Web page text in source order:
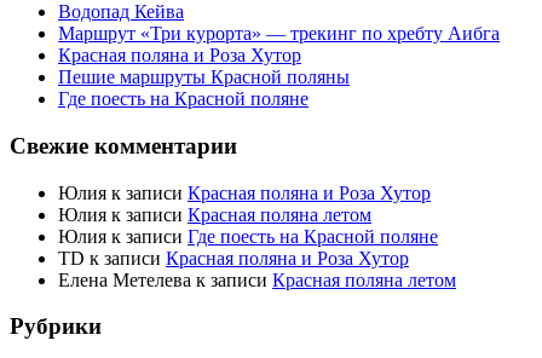
Водопад Кейва
Маршрут «Три курорта» — трекинг по хребту Аибга
Красная поляна и Роза Хутор
Пешие маршруты Красной поляны
Где поесть на Красной поляне
Свежие комментарии
Юлия к записи Красная поляна и Роза Хутор
Юлия к записи Красная поляна летом
Юлия к записи Где поесть на Красной поляне
TD к записи Красная поляна и Роза Хутор
Елена Метелева к записи Красная поляна летом
Рубрики